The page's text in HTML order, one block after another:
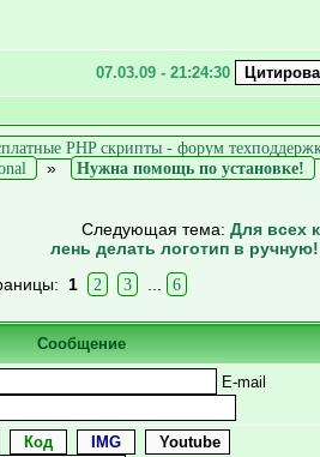
07.03.09 - 21:24:30
PHP скрипты - форум
» Нужна помощь по установке!
Следующая тема: Для всех
лень делать логотип в
1 2 3 6
Сообщение
E-mail